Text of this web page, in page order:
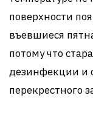
поверхности
въевшиеся
потому что
дезинфекции и
перекрестного